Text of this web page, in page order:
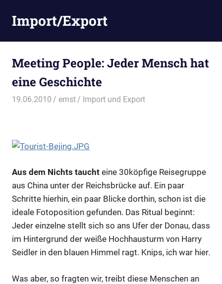
InhaltImport/Export
Meeting People: Jeder Mensch hat
eine Geschichte
19.06.2010 ernst Import und Export
Aus dem Nichts taucht eine 30köpfige Reisegruppe
aus China unter der Reichsbrücke auf. Ein paar
Schritte hierhin, ein paar Blicke dorthin, schon ist die
ideale Fotoposition gefunden. Das Ritual beginnt:
Jeder einzelne stellt sich so ans Ufer der Donau, dass
im Hintergrund der weiße Hochhausturm von Harry
Seidler in den blauen Himmel ragt. Knips, ich war hier.
Was aber, so fragten wir, treibt diese Menschen an